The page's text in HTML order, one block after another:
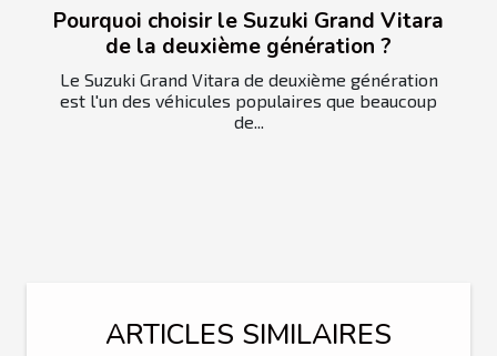
Pourquoi choisir le Suzuki Grand Vitara
de la deuxième génération ?
Le Suzuki Grand Vitara de deuxième génération
est l'un des véhicules populaires que beaucoup
de...
ARTICLES SIMILAIRES